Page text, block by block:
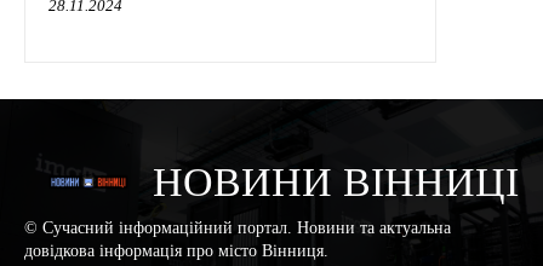
28.11.2024
НОВИНИ ВІННИЦІ
© Сучасний інформаційний портал. Новини та актуальна
довідкова інформація про місто Вінниця.